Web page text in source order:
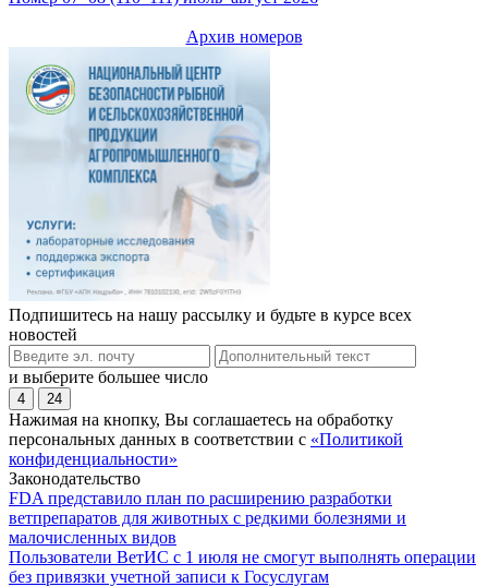
Архив номеров
Подпишитесь на нашу рассылку и будьте в курсе всех
новостей
и выберите большее число
4 24
Нажимая на кнопку, Вы соглашаетесь на обработку
персональных данных в соответствии с «Политикой
конфиденциальности»
Законодательство
FDA представило план по расширению разработки
ветпрепаратов для животных с редкими болезнями и
малочисленных видов
Пользователи ВетИС с 1 июля не смогут выполнять операции
без привязки учетной записи к Госуслугам